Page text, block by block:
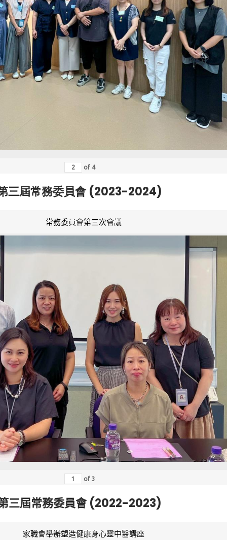
of 4
三屆常務委員會 (2023-2024)
常務委員會第三次會議
of 3
三屆常務委員會 (2022-2023)
家職會舉辦塑造健康身心靈中醫講座